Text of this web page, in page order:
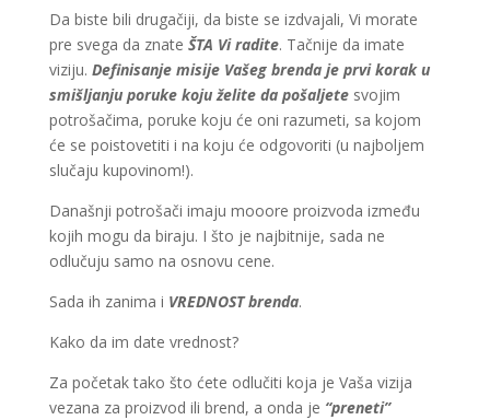
Da biste bili drugačiji, da biste se izdvajali, Vi morate
pre svega da znate ŠTA Vi radite. Tačnije da imate
viziju. Definisanje misije Vašeg brenda je prvi korak u
smišljanju poruke koju želite da pošaljetesvojim
potrošačima, poruke koju će oni razumeti, sa kojom
će se poistovetiti i na koju će odgovoriti (u najboljem
slučaju kupovinom!).
Današnji potrošači imaju mooore proizvoda između
kojih mogu da biraju. I što je najbitnije, sada ne
odlučuju samo na osnovu cene.
Sada ih zanima i VREDNOST brenda.
Kako da im date vrednost?
Za početak tako što ćete odlučiti koja je Vaša vizija
vezana za proizvod ili brend, a onda je “preneti”